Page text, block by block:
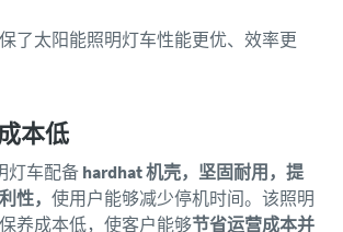
了太阳能照明灯车性能更优、效率更
本低
灯车配备 hardhat 机壳，坚固耐用，提
性， 使用户能够减少停机时间。该照明
养成本低，使客户能够节省运营成本并